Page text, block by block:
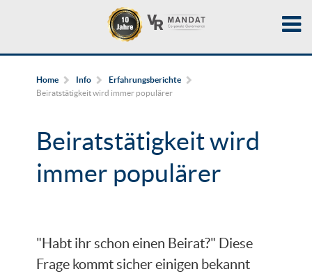
Home Info
Erfahrungsberichte
Beiratstätigkeit wird immer populärer
Beiratstätigkeit wird
immer populärer
"Habt ihr schon einen Beirat?" Diese
Frage kommt sicher einigen bekannt